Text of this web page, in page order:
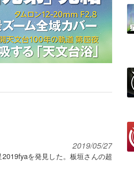
2019/05/27
を発見した。板垣さんの超